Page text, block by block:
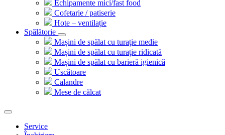
Echipamente mici/fast food
Cofetarie / patiserie
Hote – ventilație
Spălătorie
Mașini de spălat cu turație medie
Mașini de spălat cu turație ridicată
Mașini de spălat cu barieră igienică
Uscătoare
Calandre
Mese de călcat
Service